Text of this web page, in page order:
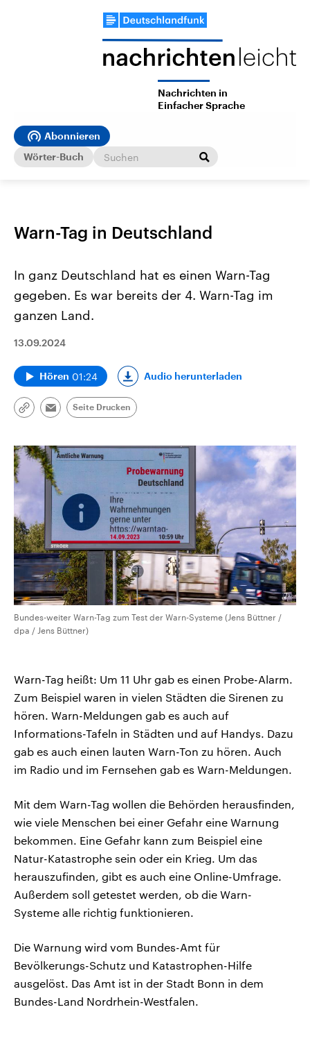
Nachrichten in
Einfacher Sprache
Abonnieren
Wörter-Buch
Warn-Tag in Deutschland
In ganz Deutschland hat es einen Warn-Tag
gegeben. Es war bereits der 4. Warn-Tag im
ganzen Land.
13.09.2024
Hören 01:24 Audio herunterladen
Link
Email
Seite Drucken
Bundes-weiter Warn-Tag zum Test der Warn-Systeme (Jens Büttner /
dpa / Jens Büttner)
Warn-Tag heißt: Um 11 Uhr gab es einen Probe-Alarm.
Zum Beispiel waren in vielen Städten die Sirenen zu
hören. Warn-Meldungen gab es auch auf
Informations-Tafeln in Städten und auf Handys. Dazu
gab es auch einen lauten Warn-Ton zu hören. Auch
im Radio und im Fernsehen gab es Warn-Meldungen.
Mit dem Warn-Tag wollen die Behörden herausfinden,
wie viele Menschen bei einer Gefahr eine Warnung
bekommen. Eine Gefahr kann zum Beispiel eine
Natur-Katastrophe sein oder ein Krieg. Um das
herauszufinden, gibt es auch eine Online-Umfrage.
Außerdem soll getestet werden, ob die Warn-
Systeme alle richtig funktionieren.
Die Warnung wird vom Bundes-Amt für
Bevölkerungs-Schutz und Katastrophen-Hilfe
ausgelöst. Das Amt ist in der Stadt Bonn in dem
Bundes-Land Nordrhein-Westfalen.